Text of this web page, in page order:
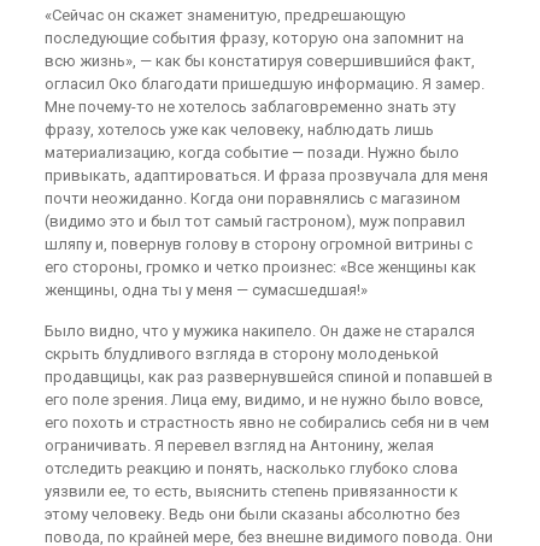
«Сейчас он скажет знаменитую, предрешающую
последующие события фразу, которую она запомнит на
всю жизнь», — как бы констатируя совершившийся факт,
огласил Око благодати пришедшую информацию. Я замер.
Мне почему-то не хотелось заблаговременно знать эту
фразу, хотелось уже как человеку, наблюдать лишь
материализацию, когда событие — позади. Нужно было
привыкать, адаптироваться. И фраза прозвучала для меня
почти неожиданно. Когда они поравнялись с магазином
(видимо это и был тот самый гастроном), муж поправил
шляпу и, повернув голову в сторону огромной витрины с
его стороны, громко и четко произнес: «Все женщины как
женщины, одна ты у меня — сумасшедшая!»
Было видно, что у мужика накипело. Он даже не старался
скрыть блудливого взгляда в сторону молоденькой
продавщицы, как раз развернувшейся спиной и попавшей в
его поле зрения. Лица ему, видимо, и не нужно было вовсе,
его похоть и страстность явно не собирались себя ни в чем
ограничивать. Я перевел взгляд на Антонину, желая
отследить реакцию и понять, насколько глубоко слова
уязвили ее, то есть, выяснить степень привязанности к
этому человеку. Ведь они были сказаны абсолютно без
повода, по крайней мере, без внешне видимого повода. Они